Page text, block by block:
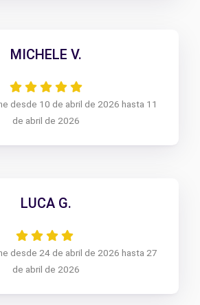
MICHELE V.
desde 10 de abril de 2026 hasta 11
de abril de 2026
LUCA G.
desde 24 de abril de 2026 hasta 27
de abril de 2026